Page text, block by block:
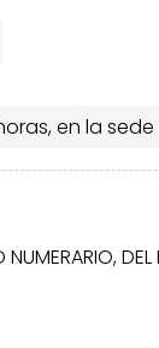
horas, en la
DEL